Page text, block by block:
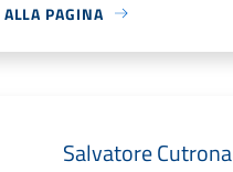
PAGINA
Salvatore Cutrona